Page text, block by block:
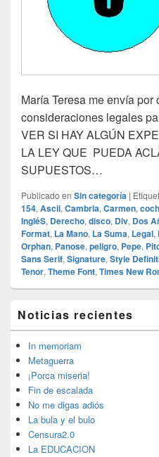
María Teresa me envía por
consideraciones legales
VER SI HAY ALGÚN
LA LEY QUE PUEDA
SUPUESTOS…
Publicado en Sin categoría |
154, Ascii, Cambria, Carmen,
IngléS, Derecho, disco, Div, Dos
Format, La Mano, La Suma, Legal,
Orphan, Panose, peligro, Pepe,
Sans Serif, Signature, Style
Tenor, Theme Font, Times New
área
de
widget
barra
lateral
primaria
Noticias recientes
In memoriam
Metaguerra
¡Porca miseria!
Fin de escalada
No me digas adiós
La bula y el bulo
Censura2.0
La EDUCACION